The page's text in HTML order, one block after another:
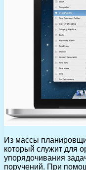
Из массы
который служит для
упорядочивания
поручений. При